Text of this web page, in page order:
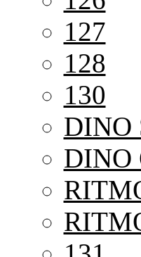
127
128
130
DINO
DINO